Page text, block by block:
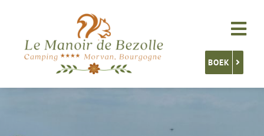
content
BOEK